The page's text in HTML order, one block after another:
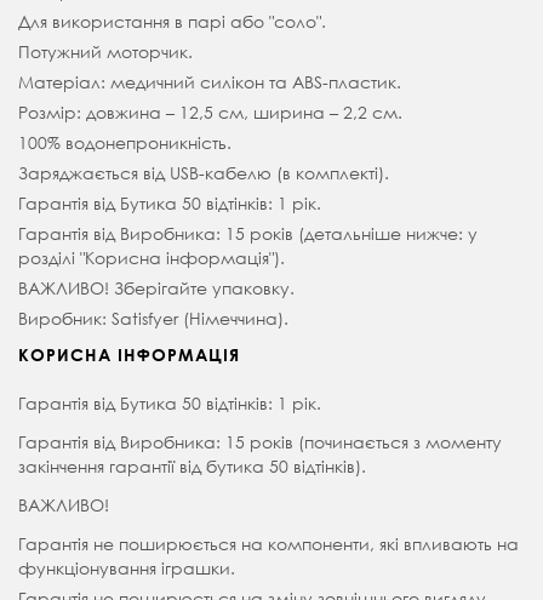
Для використання в парі або "соло".
Потужний моторчик.
Матеріал: медичний силікон та ABS-пластик.
Розмір: довжина – 12,5 см, ширина – 2,2 см.
100% водонепроникність.
Заряджається від USB-кабелю (в комплекті).
Гарантія від Бутика 50 відтінків: 1 рік.
Гарантія від Виробника: 15 років (детальніше нижче: у
розділі "Корисна інформація").
ВАЖЛИВО! Зберігайте упаковку.
Виробник: Satisfyer (Німеччина).
КОРИСНА ІНФОРМАЦІЯ
Гарантія від Бутика 50 відтінків: 1 рік.
Гарантія від Виробника: 15 років (починається з моменту
закінчення гарантії від бутика 50 відтінків).
ВАЖЛИВО!
Гарантія не поширюється на компоненти, які впливають на
функціонування іграшки.